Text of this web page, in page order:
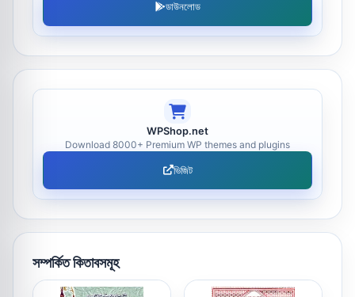
ডাউনলোড
WPShop.net
Download 8000+ Premium WP themes and plugins
ভিজিট
সম্পর্কিত কিতাবসমূহ